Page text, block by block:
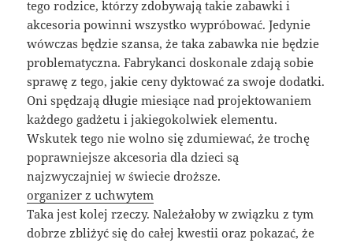
tego rodzice, którzy zdobywają takie zabawki i
akcesoria powinni wszystko wypróbować. Jedynie
wówczas będzie szansa, że taka zabawka nie będzie
problematyczna. Fabrykanci doskonale zdają sobie
sprawę z tego, jakie ceny dyktować za swoje dodatki.
Oni spędzają długie miesiące nad projektowaniem
każdego gadżetu i jakiegokolwiek elementu.
Wskutek tego nie wolno się zdumiewać, że trochę
poprawniejsze akcesoria dla dzieci są
najzwyczajniej w świecie droższe.
organizer z uchwytem
Taka jest kolej rzeczy. Należałoby w związku z tym
dobrze zbliżyć się do całej kwestii oraz pokazać, że